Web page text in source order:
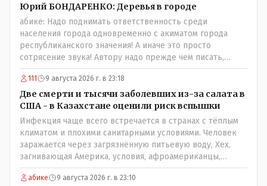
будет. Необходимо подключение соответствующих
органов: 1. Управление природных ресурсов и
регулирования природопользования - т. к. это в целом
их епархия; 2. Экологи (если таковые у нас имеются) 3.
Госаудит и прокуратура - проверка необходимости
расходования бюджетных средств на обрезку деревьев,
не нуждающихся в таковой; равно пресечения
нецелевого расходования средств. Почему нащим
*экспертам" недоступно осознание того, что деревья в
городе должны быть. Это: "легкие" города, это
шумоизоляция в некотором роде, это спасительные
тень и прохлада. Ну и в конце концов - листва
смотрится куда приятней бетонных стен в каменных
джунглях. Может пора пересмотреть свое варварское
отношение к растительности в городе (и к горожанам)?
Юрий БОНДАРЕНКО: Деревья в городе
абике: Надо поднимать ответственность среди
населения города одновременно с акиматом города
республиканского значения! А иначе это просто
сотрясение звука! Автору надо прежде чем писать,
необходимо самому обратиться в ЖКХ акимата и
разобраться прежде чем своей статьей провоцировать
население города!Согласен всецело!
111 9 августа 2026 г. в 23:18
Две смерти и тысячи заболевших из-за салата в
США - в Казахстане оценили риск вспышки
Инфекция чаще всего встречается в странах с тёплым
климатом и плохими санитарными условиями. Человек
заражается через загрязнённую питьевую воду, Хех,
загнивающая Америка, условия, афроамериканцы,
грязная вода, отсутствие страховок, нечистоплотные
мигранты и прочее.. Лучше России и Казахстана жить
абике 9 августа 2026 г. в 23:10